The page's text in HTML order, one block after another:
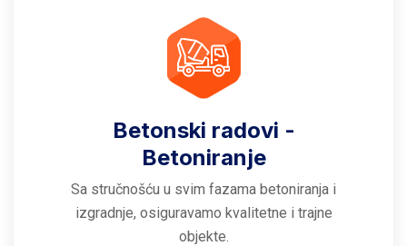
Betonski radovi -
Betoniranje
Sa stručnošću u svim fazama betoniranja i
izgradnje, osiguravamo kvalitetne i trajne
objekte.